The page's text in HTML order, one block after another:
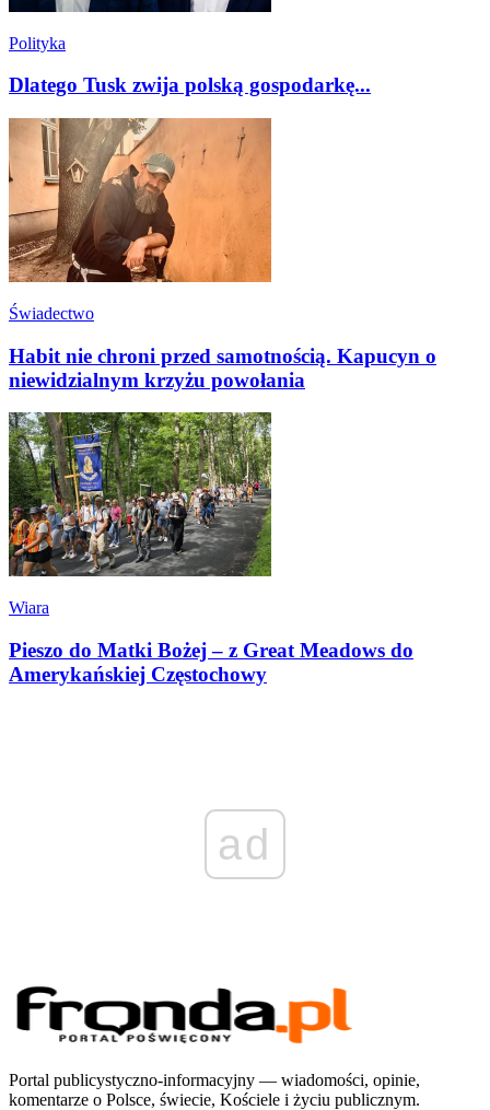
Polityka
Dlatego Tusk zwija polską gospodarkę...
Świadectwo
Habit nie chroni przed samotnością. Kapucyn o
niewidzialnym krzyżu powołania
Wiara
Pieszo do Matki Bożej – z Great Meadows do
Amerykańskiej Częstochowy
ad
Portal publicystyczno-informacyjny — wiadomości, opinie,
komentarze o Polsce, świecie, Kościele i życiu publicznym.